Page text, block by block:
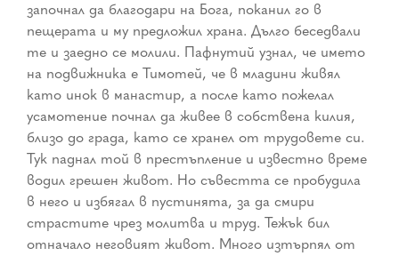
започнал да благодари на Бога, поканил го в
пещерата и му предложил храна. Дълго беседвали
те и заедно се молили. Пафнутий узнал, че името
на подвижника е Тимотей, че в младини живял
като инок в манастир, а после като пожелал
усамотение почнал да живее в собствена килия,
близо до града, като се хранел от трудовете си.
Тук паднал той в престъпление и известно време
водил грешен живот. Но съвестта се пробудила
в него и избягал в пустинята, за да смири
страстите чрез молитва и труд. Тежък бил
отначало неговият живот. Много изтърпял от